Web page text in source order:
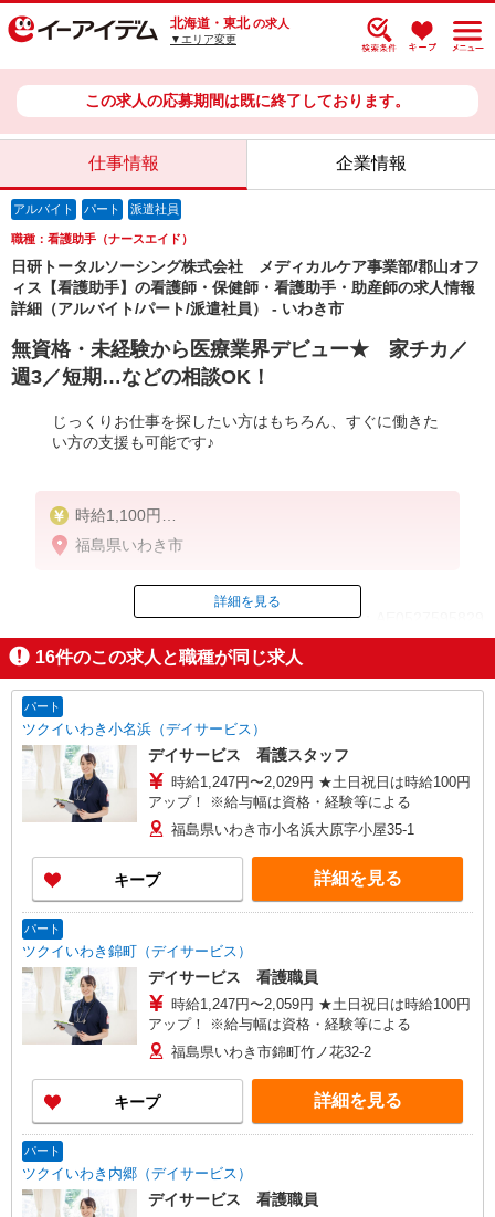
北海道・東北 の求人
▼エリア変更
この求人の応募期間は既に終了しております。
仕事情報 企業情報
アルバイト パート 派遣社員
職種：看護助手（ナースエイド）
日研トータルソーシング株式会社 メディカルケア事業部/郡山オフ
ィス【看護助手】の看護師・保健師・看護助手・助産師の求人情報
詳細（アルバイト/パート/派遣社員） - いわき市
無資格・未経験から医療業界デビュー★ 家チカ／
週3／短期…などの相談OK！
じっくりお仕事を探したい方はもちろん、すぐに働きた
い方の支援も可能です♪
時給1,100円
★週払いOK（規定あり）
福島県いわき市
ID：AE0527595829
掲載期間終了
詳細を見る
16件のこの求人と職種が同じ求人
パート
ツクイいわき小名浜（デイサービス）
デイサービス 看護スタッフ
時給1,247円〜2,029円 ★土日祝日は時給100円
アップ！ ※給与幅は資格・経験等による
福島県いわき市小名浜大原字小屋35-1
キープ 詳細を見る
パート
ツクイいわき錦町（デイサービス）
デイサービス 看護職員
時給1,247円〜2,059円 ★土日祝日は時給100円
アップ！ ※給与幅は資格・経験等による
福島県いわき市錦町竹ノ花32-2
キープ 詳細を見る
パート
ツクイいわき内郷（デイサービス）
デイサービス 看護職員